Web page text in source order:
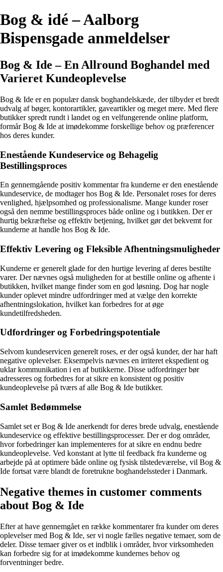
Bog & idé – Aalborg
Bispensgade anmeldelser
Bog & Ide – En Allround Boghandel med
Varieret Kundeoplevelse
Bog & Ide er en populær dansk boghandelskæde, der tilbyder et bredt
udvalg af bøger, kontorartikler, gaveartikler og meget mere. Med flere
butikker spredt rundt i landet og en velfungerende online platform,
formår Bog & Ide at imødekomme forskellige behov og præferencer
hos deres kunder.
Enestående Kundeservice og Behagelig
Bestillingsproces
En gennemgående positiv kommentar fra kunderne er den enestående
kundeservice, de modtager hos Bog & Ide. Personalet roses for deres
venlighed, hjælpsomhed og professionalisme. Mange kunder roser
også den nemme bestillingsproces både online og i butikken. Der er
hurtig bekræftelse og effektiv betjening, hvilket gør det bekvemt for
kunderne at handle hos Bog & Ide.
Effektiv Levering og Fleksible Afhentningsmuligheder
Kunderne er generelt glade for den hurtige levering af deres bestilte
varer. Der nævnes også muligheden for at bestille online og afhente i
butikken, hvilket mange finder som en god løsning. Dog har nogle
kunder oplevet mindre udfordringer med at vælge den korrekte
afhentningslokation, hvilket kan forbedres for at øge
kundetilfredsheden.
Udfordringer og Forbedringspotentiale
Selvom kundeservicen generelt roses, er der også kunder, der har haft
negative oplevelser. Eksempelvis nævnes en irriteret ekspedient og
uklar kommunikation i en af butikkerne. Disse udfordringer bør
adresseres og forbedres for at sikre en konsistent og positiv
kundeoplevelse på tværs af alle Bog & Ide butikker.
Samlet Bedømmelse
Samlet set er Bog & Ide anerkendt for deres brede udvalg, enestående
kundeservice og effektive bestillingsprocesser. Der er dog områder,
hvor forbedringer kan implementeres for at sikre en endnu bedre
kundeoplevelse. Ved konstant at lytte til feedback fra kunderne og
arbejde på at optimere både online og fysisk tilstedeværelse, vil Bog &
Ide fortsat være blandt de foretrukne boghandelssteder i Danmark.
Negative themes in customer comments
about Bog & Ide
Efter at have gennemgået en række kommentarer fra kunder om deres
oplevelser med Bog & Ide, ser vi nogle fælles negative temaer, som de
deler. Disse temaer giver os et indblik i områder, hvor virksomheden
kan forbedre sig for at imødekomme kundernes behov og
forventninger bedre.